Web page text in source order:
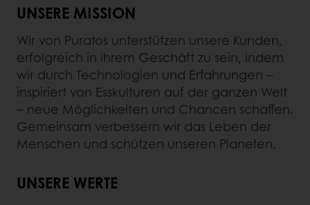
UNSERE MISSION
Wir von Puratos unterstützen unsere Kunden,
erfolgreich in ihrem Geschäft zu sein, indem
wir durch Technologien und Erfahrungen –
inspiriert von Esskulturen auf der ganzen Welt
– neue Möglichkeiten und Chancen schaffen.
Gemeinsam verbessern wir das Leben der
Menschen und schützen unseren Planeten.
UNSERE WERTE